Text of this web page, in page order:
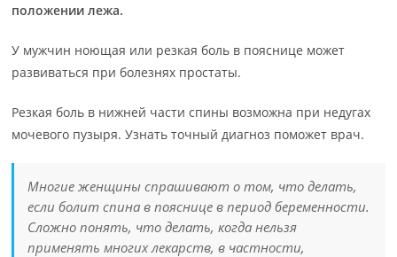
положении лежа.
У мужчин ноющая или резкая боль в пояснице может
развиваться при болезнях простаты.
Резкая боль в нижней части спины возможна при недугах
мочевого пузыря. Узнать точный диагноз поможет врач.
Многие женщины спрашивают о том, что делать,
если болит спина в пояснице в период беременности.
Сложно понять, что делать, когда нельзя
применять многих лекарств, в частности,